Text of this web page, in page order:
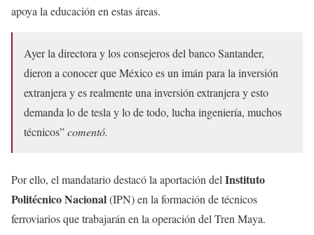
apoya la educación en estas áreas.
Ayer la directora y los consejeros del banco Santander,
dieron a conocer que México es un imán para la inversión
extranjera y es realmente una inversión extranjera y esto
demanda lo de tesla y lo de todo, lucha ingeniería, muchos
técnicos”comentó.
Por ello, el mandatario destacó la aportación del Instituto
Politécnico Nacional(IPN) en la formación de técnicos
ferroviarios que trabajarán en la operación del Tren Maya.